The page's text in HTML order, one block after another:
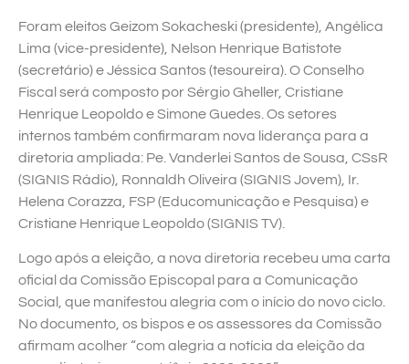
Foram eleitos Geizom Sokacheski (presidente), Angélica
Lima (vice-presidente), Nelson Henrique Batistote
(secretário) e Jéssica Santos (tesoureira). O Conselho
Fiscal será composto por Sérgio Gheller, Cristiane
Henrique Leopoldo e Simone Guedes. Os setores
internos também confirmaram nova liderança para a
diretoria ampliada: Pe. Vanderlei Santos de Sousa, CSsR
(SIGNIS Rádio), Ronnaldh Oliveira (SIGNIS Jovem), Ir.
Helena Corazza, FSP (Educomunicação e Pesquisa) e
Cristiane Henrique Leopoldo (SIGNIS TV).
Logo após a eleição, a nova diretoria recebeu uma carta
oficial da Comissão Episcopal para a Comunicação
Social, que manifestou alegria com o início do novo ciclo.
No documento, os bispos e os assessores da Comissão
afirmam acolher “com alegria a notícia da eleição da